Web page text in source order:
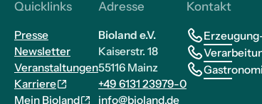
Quicklinks
Presse
Newsletter
Veranstaltungen
Karriere
Mein Bioland
Adresse
Bioland e.V.
Kaiserstr. 18
55116 Mainz
+49 6131 23979-0
info@bioland.de
Kontakt